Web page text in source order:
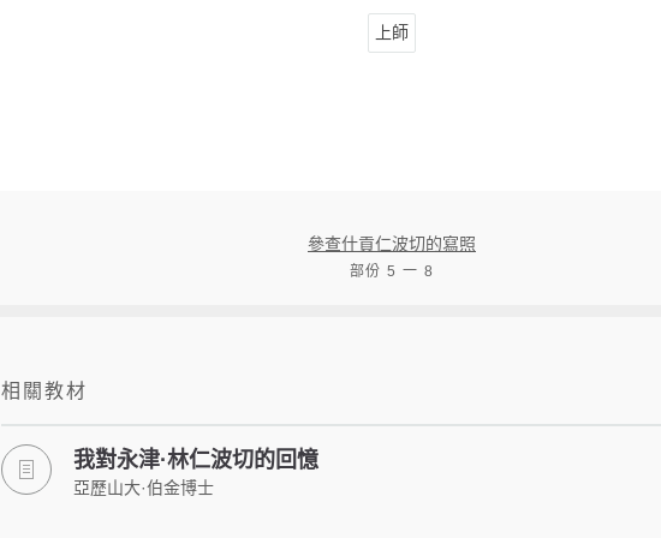
上師
參查什貢仁波切的寫照
部份 5 一 8
相關教材
我對永津·林仁波切的回憶
亞歷山大·伯金博士